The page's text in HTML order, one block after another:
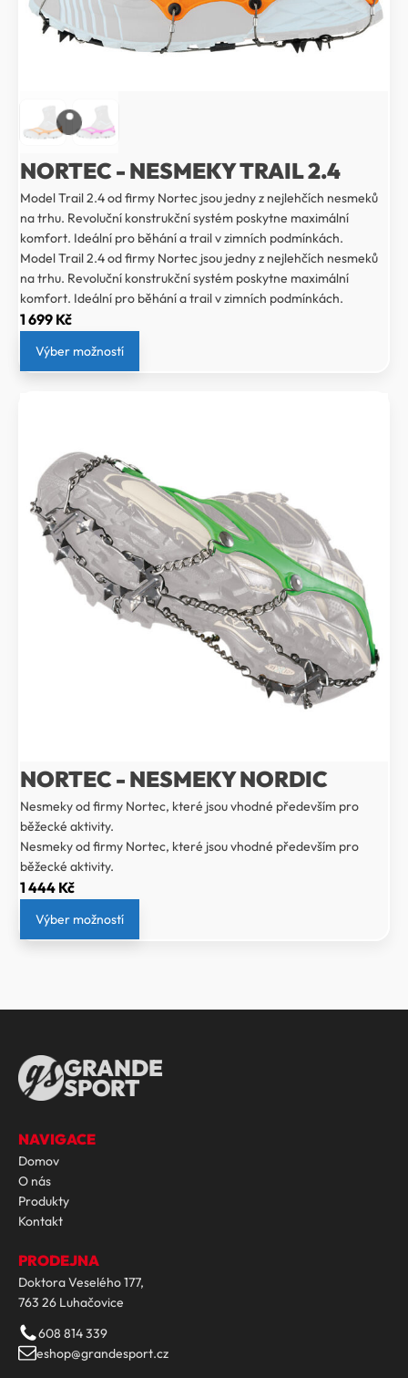
NORTEC - NESMEKY TRAIL 2.4
Model Trail 2.4 od firmy Nortec jsou jedny z nejlehčích nesmeků
na trhu. Revoluční konstrukční systém poskytne maximální
komfort. Ideální pro běhání a trail v zimních podmínkách.
Model Trail 2.4 od firmy Nortec jsou jedny z nejlehčích nesmeků
na trhu. Revoluční konstrukční systém poskytne maximální
komfort. Ideální pro běhání a trail v zimních podmínkách.
1 699 Kč
Výber možností
NORTEC - NESMEKY NORDIC
Nesmeky od firmy Nortec, které jsou vhodné především pro
běžecké aktivity.
Nesmeky od firmy Nortec, které jsou vhodné především pro
běžecké aktivity.
1 444 Kč
Výber možností
GRANDE
SPORT
NAVIGACE
Domov
O nás
Produkty
Kontakt
PRODEJNA
Doktora Veselého 177,
763 26 Luhačovice
608 814 339
eshop@grandesport.cz